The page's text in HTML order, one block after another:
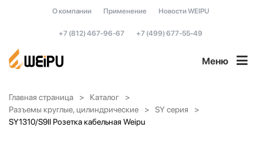
О компании Применение Новости WEIPU
+7 (812) 467-96-67 +7 (499) 677-55-49
Меню
Главная страница
Каталог
Разъемы круглые, цилиндрические
SY серия
SY1310/S9II Розетка кабельная Weipu